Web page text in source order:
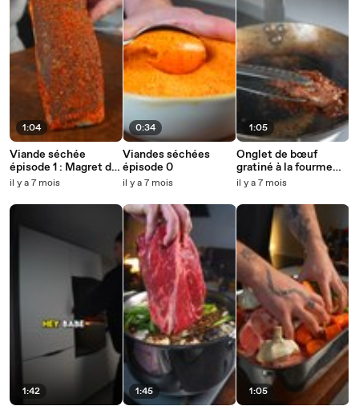
1:04
Viande séchée
épisode 1 : Magret de
canard au piment
il y a 7 mois
1:42
0:34
Viandes séchées
épisode 0
il y a 7 mois
1:45
1:05
Onglet de bœuf
gratiné à la fourme
d’ambert sauce
il y a 7 mois
1:05